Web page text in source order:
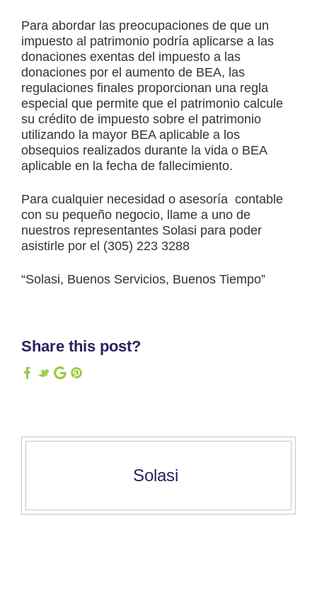
Para abordar las preocupaciones de que un
impuesto al patrimonio podría aplicarse a las
donaciones exentas del impuesto a las
donaciones por el aumento de BEA, las
regulaciones finales proporcionan una regla
especial que permite que el patrimonio calcule
su crédito de impuesto sobre el patrimonio
utilizando la mayor BEA aplicable a los
obsequios realizados durante la vida o BEA
aplicable en la fecha de fallecimiento.
Para cualquier necesidad o asesoría contable
con su pequeño negocio, llame a uno de
nuestros representantes Solasi para poder
asistirle por el (305) 223 3288
“Solasi, Buenos Servicios, Buenos Tiempo”
Share this post?
Solasi